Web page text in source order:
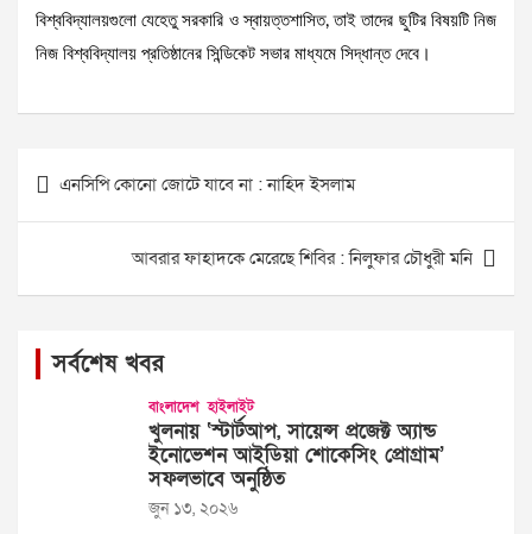
বিশ্ববিদ্যালয়গুলো যেহেতু সরকারি ও স্বায়ত্তশাসিত, তাই তাদের ছুটির বিষয়টি নিজ
নিজ বিশ্ববিদ্যালয় প্রতিষ্ঠানের সিন্ডিকেট সভার মাধ্যমে সিদ্ধান্ত দেবে।
Post
navigation
এনসিপি কোনো জোটে যাবে না : নাহিদ ইসলাম
আবরার ফাহাদকে মেরেছে শিবির : নিলুফার চৌধুরী মনি
সর্বশেষ খবর
বাংলাদেশ হাইলাইট
খুলনায় ‘স্টার্টআপ, সায়েন্স প্রজেক্ট অ্যান্ড
ইনোভেশন আইডিয়া শোকেসিং প্রোগ্রাম’
সফলভাবে অনুষ্ঠিত
জুন ১৩, ২০২৬